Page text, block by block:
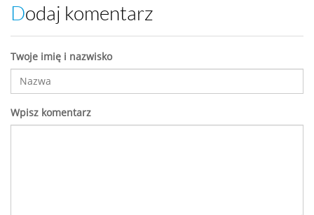
Dodaj komentarz
Twoje imię i nazwisko
Wpisz komentarz